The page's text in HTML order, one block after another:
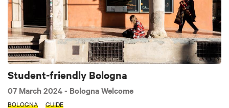
Student-friendly Bologna
07 March 2024- Bologna Welcome
BOLOGNA GUIDE